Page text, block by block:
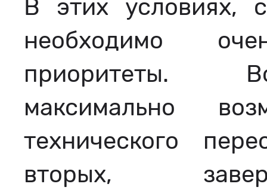
В этих условиях,
необходимо
приоритеты.
максимально
технического
вторых,